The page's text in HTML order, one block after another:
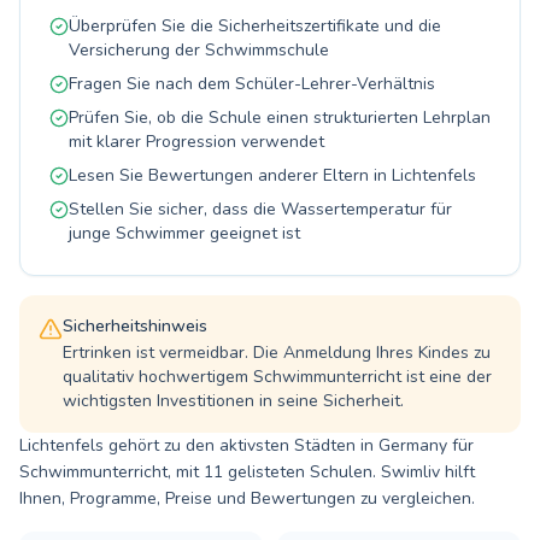
Hallenbads unter der Anleitung unserer
erfahrenen Schwimmlehrer wertvolle
Schwimmkenntnisse zu erwerben. Wir legen
großen Wert auf eine positive und motivierende
Lernatmosphäre, in der jeder Einzelne
individuell gefördert wird. Melden Sie sich noch
heute an und erleben Sie die Freude am
Überprüfen Sie die Sicherheitszertifikate und die
Versicherung der Schwimmschule
Fragen Sie nach dem Schüler-Lehrer-Verhältnis
Prüfen Sie, ob die Schule einen strukturierten Lehrplan
mit klarer Progression verwendet
Lesen Sie Bewertungen anderer Eltern in Lichtenfels
Stellen Sie sicher, dass die Wassertemperatur für
junge Schwimmer geeignet ist
Sicherheitshinweis
Ertrinken ist vermeidbar. Die Anmeldung Ihres Kindes zu
qualitativ hochwertigem Schwimmunterricht ist eine der
wichtigsten Investitionen in seine Sicherheit.
Lichtenfels gehört zu den aktivsten Städten in Germany für
Schwimmunterricht, mit 11 gelisteten Schulen. Swimliv hilft
Ihnen, Programme, Preise und Bewertungen zu vergleichen.